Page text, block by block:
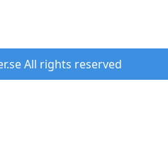
All rights reserved